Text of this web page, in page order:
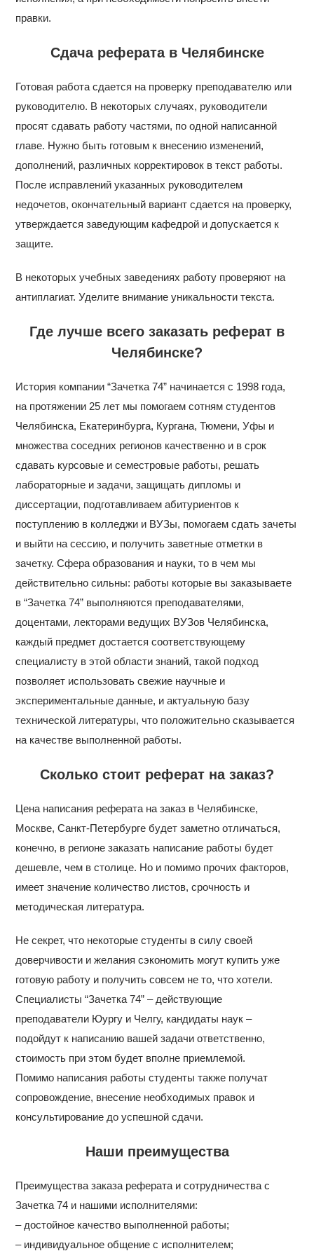
правки.
Сдача реферата в Челябинске
Готовая работа сдается на проверку преподавателю или
руководителю. В некоторых случаях, руководители
просят сдавать работу частями, по одной написанной
главе. Нужно быть готовым к внесению изменений,
дополнений, различных корректировок в текст работы.
После исправлений указанных руководителем
недочетов, окончательный вариант сдается на проверку,
утверждается заведующим кафедрой и допускается к
защите.
В некоторых учебных заведениях работу проверяют на
антиплагиат. Уделите внимание уникальности текста.
Где лучше всего заказать реферат в
Челябинске?
История компании “Зачетка 74” начинается с 1998 года,
на протяжении 25 лет мы помогаем сотням студентов
Челябинска, Екатеринбурга, Кургана, Тюмени, Уфы и
множества соседних регионов качественно и в срок
сдавать курсовые и семестровые работы, решать
лабораторные и задачи, защищать дипломы и
диссертации, подготавливаем абитуриентов к
поступлению в колледжи и ВУЗы, помогаем сдать зачеты
и выйти на сессию, и получить заветные отметки в
зачетку. Сфера образования и науки, то в чем мы
действительно сильны: работы которые вы заказываете
в “Зачетка 74” выполняются преподавателями,
доцентами, лекторами ведущих ВУЗов Челябинска,
каждый предмет достается соответствующему
специалисту в этой области знаний, такой подход
позволяет использовать свежие научные и
экспериментальные данные, и актуальную базу
технической литературы, что положительно сказывается
на качестве выполненной работы.
Сколько стоит реферат на заказ?
Цена написания реферата на заказ в Челябинске,
Москве, Санкт-Петербурге будет заметно отличаться,
конечно, в регионе заказать написание работы будет
дешевле, чем в столице. Но и помимо прочих факторов,
имеет значение количество листов, срочность и
методическая литература.
Не секрет, что некоторые студенты в силу своей
доверчивости и желания сэкономить могут купить уже
готовую работу и получить совсем не то, что хотели.
Специалисты “Зачетка 74” – действующие
преподаватели Юургу и Челгу, кандидаты наук –
подойдут к написанию вашей задачи ответственно,
стоимость при этом будет вполне приемлемой.
Помимо написания работы студенты также получат
сопровождение, внесение необходимых правок и
консультирование до успешной сдачи.
Наши преимущества
Преимущества заказа реферата и сотрудничества с
Зачетка 74 и нашими исполнителями:
– достойное качество выполненной работы;
– индивидуальное общение с исполнителем;